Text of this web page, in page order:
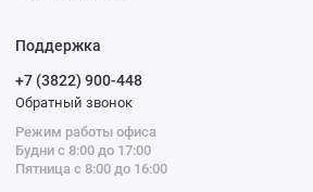
Поддержка
+7 (3822) 900-448
Обратный звонок
Режим работы офиса
Будни с 8:00 до 17:00
Пятница с 8:00 до 16:00